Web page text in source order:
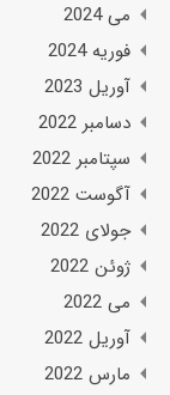
می 2024
فوریه 2024
آوریل 2023
دسامبر 2022
سپتامبر 2022
آگوست 2022
جولای 2022
ژوئن 2022
می 2022
آوریل 2022
مارس 2022